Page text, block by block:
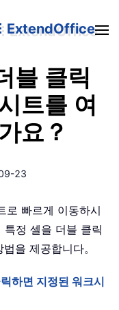
ExtendOffice
블 클릭
트를 여
요？
23
로 빠르게 이동하시
정 셀을 더블 클릭
을 제공합니다。
하면 지정된 워크시